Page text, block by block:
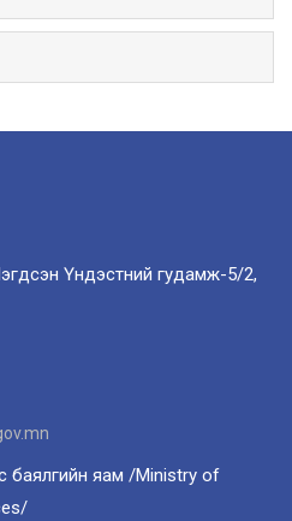
Үндэстний гудамж-5/2,
баялгийн яам /Ministry of